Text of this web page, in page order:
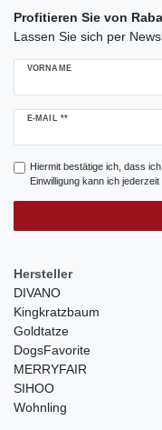
Profitieren Sie von
Lassen Sie sich per
VORNAME
E-MAIL **
Newsletter
Hiermit bestätige ich, dass
Einwilligung kann ich
Hersteller
DIVANO
Kingkratzbaum
Goldtatze
DogsFavorite
MERRYFAIR
SIHOO
Wohnling